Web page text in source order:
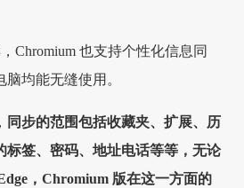
Chromium 也支持个性化信息同
均能无缝使用。
同步的范围包括收藏夹、扩展、历
标签、密码、地址电话等等，无论
，Chromium 版在这一方面的